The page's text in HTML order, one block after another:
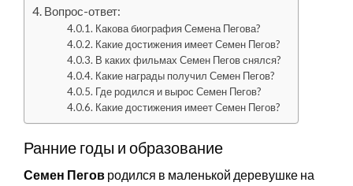
Вопрос-ответ:
Какова биография Семена Пегова?
Какие достижения имеет Семен Пегов?
В каких фильмах Семен Пегов снялся?
Какие награды получил Семен Пегов?
Где родился и вырос Семен Пегов?
Какие достижения имеет Семен Пегов?
Ранние годы и образование
Семен Пегов родился в маленькой деревушке на